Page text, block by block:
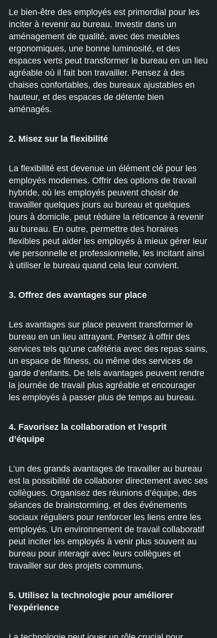
Le bien-être des employés est primordial pour les
inciter à revenir au bureau. Investir dans un
aménagement de qualité, avec des meubles
ergonomiques, une bonne luminosité, et des
espaces verts peut transformer le bureau en un lieu
agréable où il fait bon travailler. Pensez à des
chaises confortables, des bureaux ajustables en
hauteur, et des espaces de détente bien
aménagés.
2. Misez sur la flexibilité
La flexibilité est devenue un élément clé pour les
employés modernes. Offrir des options de travail
hybride, où les employés peuvent choisir de
travailler quelques jours au bureau et quelques
jours à domicile, peut réduire la réticence à revenir
au bureau. En outre, permettre des horaires
flexibles peut aider les employés à mieux gérer leur
vie personnelle et professionnelle, les incitant ainsi
à utiliser le bureau quand cela leur convient.
3. Offrez des avantages sur place
Les avantages sur place peuvent transformer le
bureau en un lieu attrayant. Pensez à offrir des
services tels qu’une cafétéria avec des repas sains,
un espace de fitness, ou même des services de
garde d’enfants. De tels avantages peuvent rendre
la journée de travail plus agréable et encourager
les employés à passer plus de temps au bureau.
4. Favorisez la collaboration et l’esprit
d’équipe
L’un des grands avantages de travailler au bureau
est la possibilité de collaborer directement avec ses
collègues. Organisez des réunions d’équipe, des
séances de brainstorming, et des événements
sociaux réguliers pour renforcer les liens entre les
employés. Un environnement de travail collaboratif
peut inciter les employés à venir plus souvent au
bureau pour interagir avec leurs collègues et
travailler sur des projets communs.
5. Utilisez la technologie pour améliorer
l’expérience